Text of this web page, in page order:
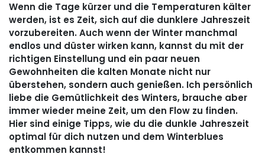
Wenn die Tage kürzer und die Temperaturen kälter
werden, ist es Zeit, sich auf die dunklere Jahreszeit
vorzubereiten. Auch wenn der Winter manchmal
endlos und düster wirken kann, kannst du mit der
richtigen Einstellung und ein paar neuen
Gewohnheiten die kalten Monate nicht nur
überstehen, sondern auch genießen. Ich persönlich
liebe die Gemütlichkeit des Winters, brauche aber
immer wieder meine Zeit, um den Flow zu finden.
Hier sind einige Tipps, wie du die dunkle Jahreszeit
optimal für dich nutzen und dem Winterblues
entkommen kannst!